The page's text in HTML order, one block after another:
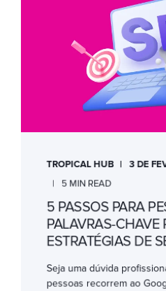
TROPICAL HUB
3 DE
5 MIN READ
5 PASSOS PARA
PALAVRAS-CHAVE
ESTRATÉGIAS DE
Seja uma dúvida
pessoas recorrem ao